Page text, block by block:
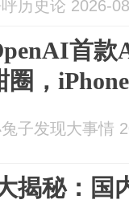
历史论 2026-
首款
圈，
子发现大事情
揭秘：国